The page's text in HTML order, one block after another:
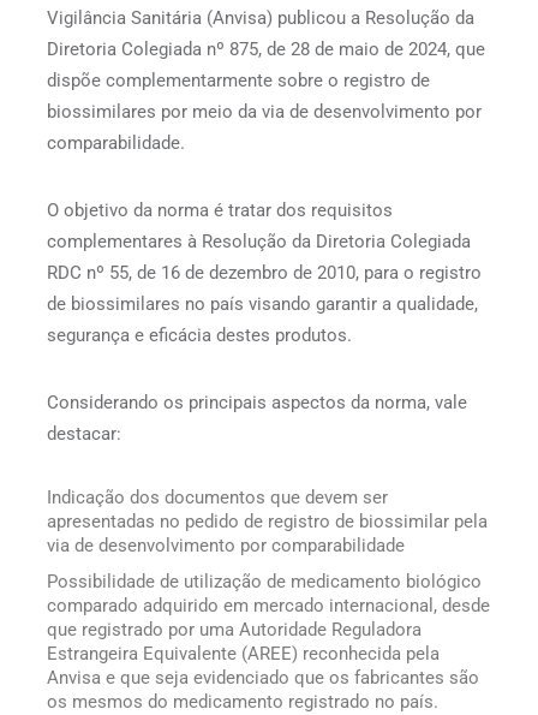
Vigilância Sanitária (Anvisa) publicou a Resolução da
Diretoria Colegiada nº 875, de 28 de maio de 2024, que
dispõe complementarmente sobre o registro de
biossimilares por meio da via de desenvolvimento por
comparabilidade.
O objetivo da norma é tratar dos requisitos
complementares à Resolução da Diretoria Colegiada
RDC nº 55, de 16 de dezembro de 2010, para o registro
de biossimilares no país visando garantir a qualidade,
segurança e eficácia destes produtos.
Considerando os principais aspectos da norma, vale
destacar:
Indicação dos documentos que devem ser
apresentadas no pedido de registro de biossimilar pela
via de desenvolvimento por comparabilidade
Possibilidade de utilização de medicamento biológico
comparado adquirido em mercado internacional, desde
que registrado por uma Autoridade Reguladora
Estrangeira Equivalente (AREE) reconhecida pela
Anvisa e que seja evidenciado que os fabricantes são
os mesmos do medicamento registrado no país.